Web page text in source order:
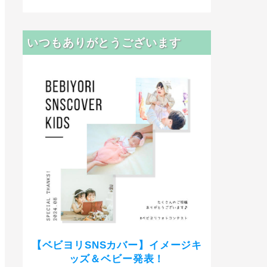
いつもありがとうございます
【ベビヨリSNSカバー】イメージキ
ッズ＆ベビー発表！